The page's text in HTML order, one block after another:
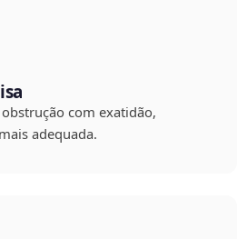
com exatidão,
adequada.